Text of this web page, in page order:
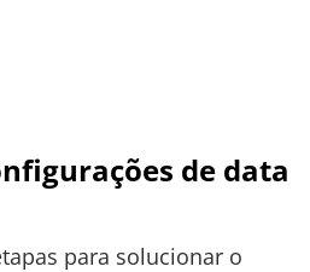
de data
para solucionar o